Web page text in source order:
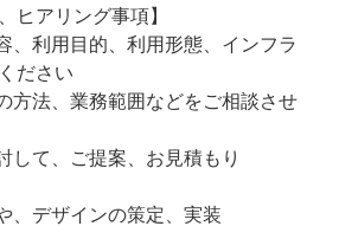
ヒアリング事項】
、利用目的、利用形態、インフラ
ださい
方法、業務範囲などをご相談させ
して、ご提案、お見積もり
、デザインの策定、実装